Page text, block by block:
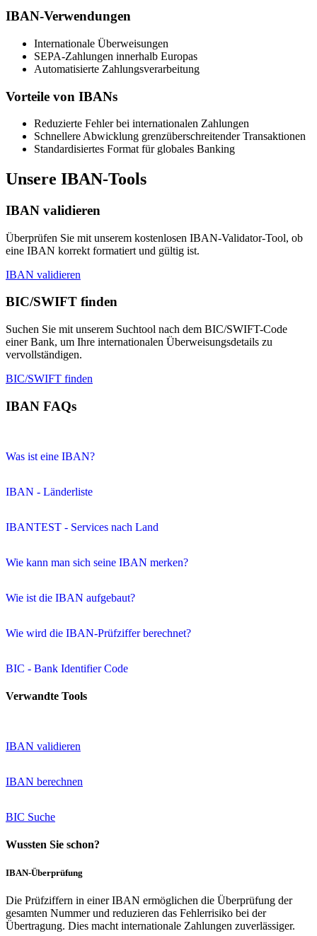
IBAN-Verwendungen
Internationale Überweisungen
SEPA-Zahlungen innerhalb Europas
Automatisierte Zahlungsverarbeitung
Vorteile von IBANs
Reduzierte Fehler bei internationalen Zahlungen
Schnellere Abwicklung grenzüberschreitender Transaktionen
Standardisiertes Format für globales Banking
Unsere IBAN-Tools
IBAN validieren
Überprüfen Sie mit unserem kostenlosen IBAN-Validator-Tool, ob
eine IBAN korrekt formatiert und gültig ist.
IBAN validieren
BIC/SWIFT finden
Suchen Sie mit unserem Suchtool nach dem BIC/SWIFT-Code
einer Bank, um Ihre internationalen Überweisungsdetails zu
vervollständigen.
BIC/SWIFT finden
IBAN FAQs
Was ist eine IBAN?
IBAN - Länderliste
IBANTEST - Services nach Land
Wie kann man sich seine IBAN merken?
Wie ist die IBAN aufgebaut?
Wie wird die IBAN-Prüfziffer berechnet?
BIC - Bank Identifier Code
Verwandte Tools
IBAN validieren
IBAN berechnen
BIC Suche
Wussten Sie schon?
IBAN-Überprüfung
Die Prüfziffern in einer IBAN ermöglichen die Überprüfung der
gesamten Nummer und reduzieren das Fehlerrisiko bei der
Übertragung. Dies macht internationale Zahlungen zuverlässiger.